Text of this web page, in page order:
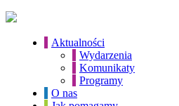
Aktualności
Wydarzenia
Komunikaty
Programy
O nas